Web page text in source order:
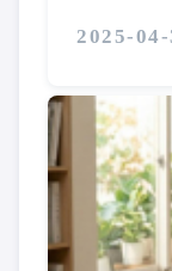
2025-